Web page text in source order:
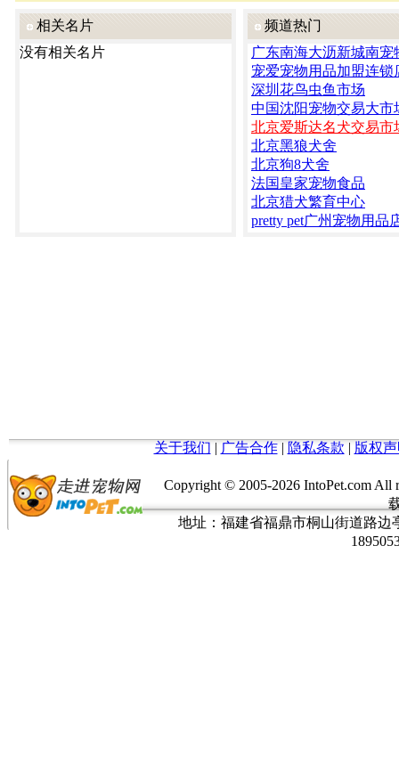
相关名片
没有相关名片
频道热门
广东南海大沥新城南宠
宠爱宠物用品加盟连锁
深圳花鸟虫鱼市场
中国沈阳宠物交易大市
北京爱斯达名犬交易市
北京黑狼犬舍
北京狗8犬舍
法国皇家宠物食品
北京猎犬繁育中心
pretty pet广州宠物用品
关于我们 | 广告合作| 隐私条款 | 版权
Copyright © 2005-2026 IntoPet.com
地址：福建省福鼎市桐山街道路边